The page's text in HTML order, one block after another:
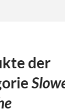
der